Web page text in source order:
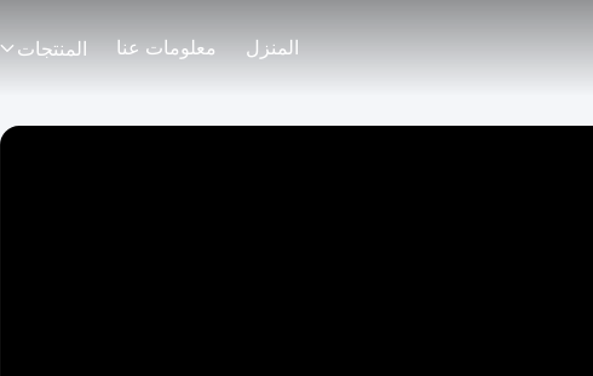
المنزل معلومات عنا المنتجات